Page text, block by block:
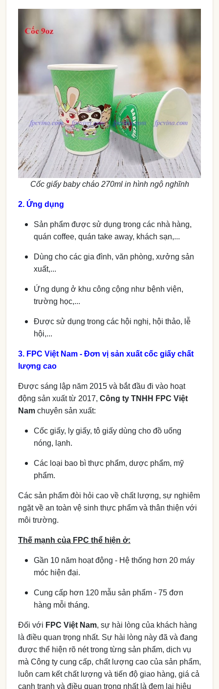
Cốc giấy baby cháo 270ml in hình ngộ nghĩnh
2. Ứng dụng
Sản phẩm được sử dụng trong các nhà hàng,
quán coffee, quán take away, khách sạn,...
Dùng cho các gia đình, văn phòng, xưởng sản
xuất,...
Ứng dụng ở khu công cộng như bệnh viện,
trường học,...
Được sử dụng trong các hội nghị, hội thảo, lễ
hội,...
3. FPC Việt Nam - Đơn vị sản xuất cốc giấy chất
lượng cao
Được sáng lập năm 2015 và bắt đầu đi vào hoạt
động sản xuất từ 2017, Công ty TNHH FPC Việt
Nam chuyên sản xuất:
Cốc giấy, ly giấy, tô giấy dùng cho đồ uống
nóng, lạnh.
Các loại bao bì thực phẩm, dược phẩm, mỹ
phẩm.
Các sản phẩm đòi hỏi cao về chất lượng, sự nghiêm
ngặt về an toàn vệ sinh thực phẩm và thân thiện với
môi trường.
Thế mạnh của FPC thể hiện ở:
Gần 10 năm hoạt động - Hệ thống hơn 20 máy
móc hiện đại.
Cung cấp hơn 120 mẫu sản phẩm - 75 đơn
hàng mỗi tháng.
Đối với FPC Việt Nam, sự hài lòng của khách hàng
là điều quan trọng nhất. Sự hài lòng này đã và đang
được thể hiện rõ nét trong từng sản phẩm, dịch vụ
mà Công ty cung cấp, chất lượng cao của sản phẩm,
luôn cam kết chất lượng và tiến độ giao hàng, giá cả
cạnh tranh và điều quan trọng nhất là đem lại hiệu